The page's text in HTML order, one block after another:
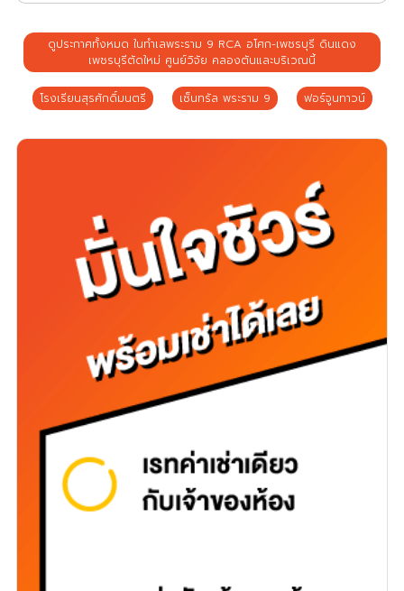
ดูประกาศทั้งหมด ในทำเลพระราม 9 RCA อโศก-เพชรบุรี ดินแดง
เพชรบุรีตัดใหม่ ศูนย์วิจัย คลองตันและบริเวณนี้
โรงเรียนสุรศักดิ์มนตรี เซ็นทรัล พระราม 9 ฟอร์จูนทาวน์